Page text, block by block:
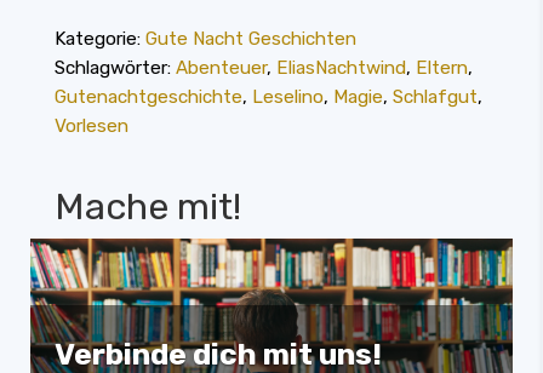
Kategorie: Gute Nacht Geschichten
Schlagwörter: Abenteuer, EliasNachtwind, Eltern,
Gutenachtgeschichte, Leselino, Magie, Schlafgut,
Vorlesen
Mache mit!
Verbinde dich mit uns!